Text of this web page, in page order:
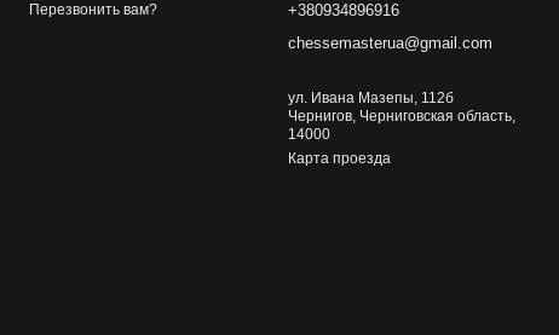
Перезвонить вам?
+380934896916
chessemasterua@gmail.com
ул. Ивана Мазепы, 112б
Чернигов, Черниговская область,
14000
Карта проезда